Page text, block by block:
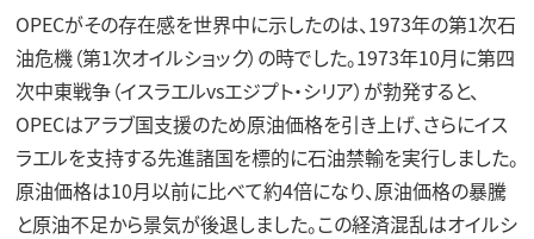
OPECがその存在感を世界中に示したのは、1973年の第1次石
油危機（第1次オイルショック）の時でした。1973年10月に第四
次中東戦争（イスラエルvsエジプト・シリア）が勃発すると、
OPECはアラブ国支援のため原油価格を引き上げ、さらにイス
ラエルを支持する先進諸国を標的に石油禁輸を実行しました。
原油価格は10月以前に比べて約4倍になり、原油価格の暴騰
と原油不足から景気が後退しました。この経済混乱はオイルシ